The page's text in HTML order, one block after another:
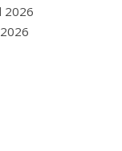
2026